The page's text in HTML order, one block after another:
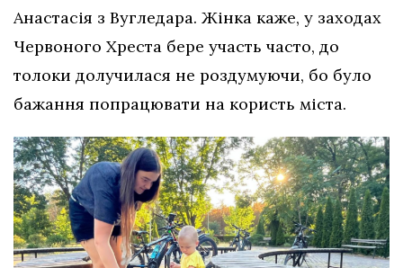
Анастасія з Вугледара. Жінка каже, у заходах
Червоного Хреста бере участь часто, до
толоки долучилася не роздумуючи, бо було
бажання попрацювати на користь міста.